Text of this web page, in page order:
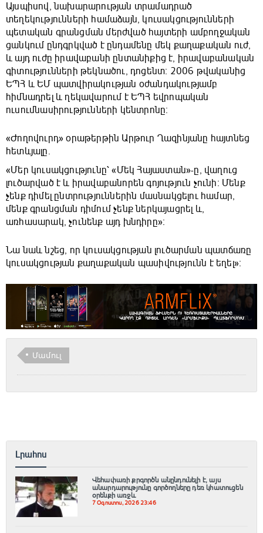
Այսպիսով, նախարարության տրամադրած
տեղեկությունների համաձայն, կուսակցությունների
պետական գրանցման մերժված հայտերի ամբողջական
ցանկում ընդգրկված է ընդամենը մեկ քաղաքական ուժ,
և այդ ուժը իրավաբանի ընտանիքից է, իրավաբանական
գիտությունների թեկնածու, դոցենտ։ 2006 թվականից
ԵՊՀ և ԵՄ պատվիրակության օժանդակությամբ
հիմնադրել և ղեկավարում է ԵՊՀ եվրոպական
ուսումնասիրությունների կենտրոնը։
«Ժողովուրդ» օրաթերթին Արթուր Ղազինյանը հայտնեց
հետևյալը.
«Մեր կուսակցությունը՝ «Մեկ Հայաստան»-ը, վաղուց
լուծարված է և իրավաբանորեն գոյություն չունի։ Մենք
չենք դիմել ընտրություններին մասնակցելու համար,
մենք գրանցման դիմում չենք ներկայացրել և,
առհասարակ, չունենք այդ խնդիրը»։
Նա նաև նշեց, որ կուսակցության լուծարման պատճառը
կուսակցության քաղաքական պասիվությունն է եղել»։
Մամուլ
Լրահոս
Վեհափառի քրգործն անընդունելի է, այս
անարդարությունը գործողները դեռ կհատուցեն
օրենքի առջև
7 Օգոստոս, 2026 23:46